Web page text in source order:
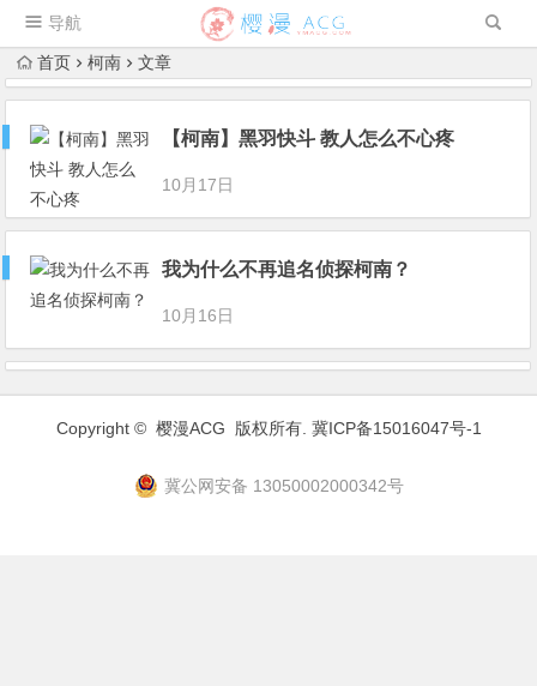
导航
首页 柯南 文章
【柯南】黑羽快斗 教人怎么不心疼
10月17日
我为什么不再追名侦探柯南？
10月16日
Copyright © 樱漫ACG 版权所有. 冀ICP备15016047号-1
冀公网安备 13050002000342号